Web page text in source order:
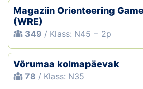
Magaziin Orienteering
(WRE)
349 / Klass: N45 − 2p
Võrumaa kolmapäevak
78 / Klass: N35